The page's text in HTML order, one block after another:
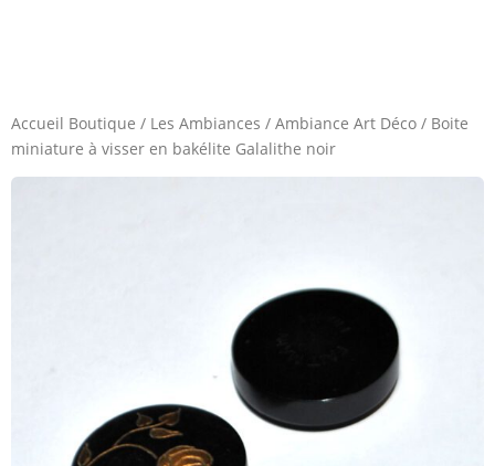
Accueil Boutique / Les Ambiances / Ambiance Art Déco / Boite
miniature à visser en bakélite Galalithe noir